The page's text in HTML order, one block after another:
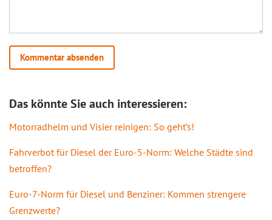
Das könnte Sie auch interessieren:
Motorradhelm und Visier reinigen: So geht’s!
Fahrverbot für Diesel der Euro-5-Norm: Welche Städte sind
betroffen?
Euro-7-Norm für Diesel und Benziner: Kommen strengere
Grenzwerte?